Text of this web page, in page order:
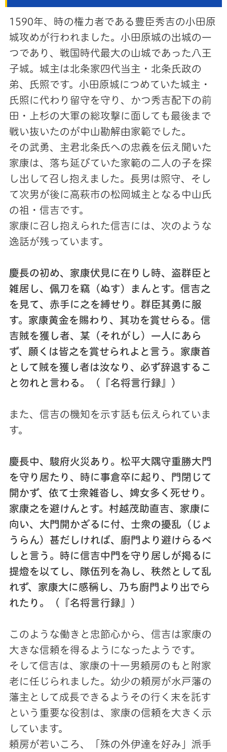
1590年、時の権力者である豊臣秀吉の小田原
城攻めが行われました。小田原城の出城の一
つであり、戦国時代最大の山城であった八王
子城。城主は北条家四代当主・北条氏政の
弟、氏照です。小田原城につめていた城主・
氏照に代わり留守を守り、かつ秀吉配下の前
田・上杉の大軍の総攻撃に面しても最後まで
戦い抜いたのが中山勘解由家範でした。
その武勇、主君北条氏への忠義を伝え聞いた
家康は、落ち延びていた家範の二人の子を探
し出して召し抱えました。長男は照守、そし
て次男が後に高萩市の松岡城主となる中山氏
の祖・信吉です。
家康に召し抱えられた信吉には、次のような
逸話が残っています。
慶長の初め、家康伏見に在りし時、盗群臣と
雑居し、佩刀を竊（ぬす）まんとす。信吉之
を見て、赤手に之を縛せり。群臣其勇に服
す。家康黄金を賜わり、其功を賞せらる。信
吉賊を獲し者、某（それがし）一人にあら
ず、願くは皆之を賞せられよと言う。家康首
として賊を獲し者は汝なり、必ず辞退するこ
と勿れと言わる。（『名将言行録』）
また、信吉の機知を示す話も伝えられていま
す。
慶長中、駿府火災あり。松平大隅守重勝大門
を守り居たり、時に事倉卒に起り、門閉じて
開かず、依て士衆雑沓し、婢女多く死せり。
家康之を避けんとす。村越茂助直吉、家康に
向い、大門開かざるに付、士衆の擾乱（じょ
うらん）甚だしければ、廚門より避けらるべ
しと言う。時に信吉中門を守り居しが掲るに
提燈を以てし、隊伍列を為し、秩然として乱
れず、家康大に感稱し、乃ち廚門より出でら
れたり。（『名将言行録』）
このような働きと忠節心から、信吉は家康の
大きな信頼を得るようになったようです。
そして信吉は、家康の十一男頼房のもと附家
老に任じられました。幼少の頼房が水戸藩の
藩主として成長できるようその行く末を託す
という重要な役割は、家康の信頼を大きく示
しています。
頼房が若いころ、「殊の外伊達を好み」派手